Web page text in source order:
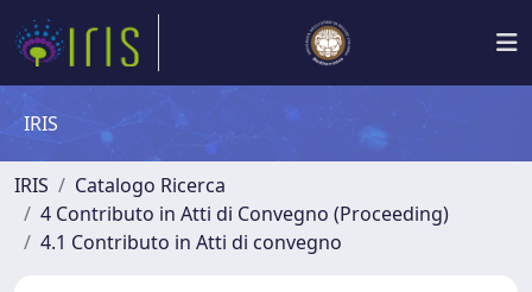
IRIS
IRIS
Catalogo Ricerca
4 Contributo in Atti di Convegno (Proceeding)
4.1 Contributo in Atti di convegno